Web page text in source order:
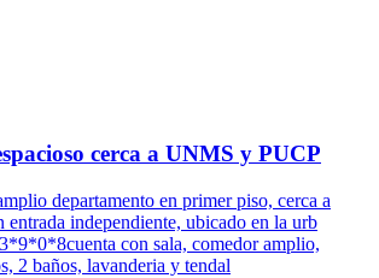
cerca a UNMS y PUCP
departamento en primer piso, cerca a
independiente, ubicado en la urb
con sala, comedor amplio,
2 baños, lavanderia y tendal